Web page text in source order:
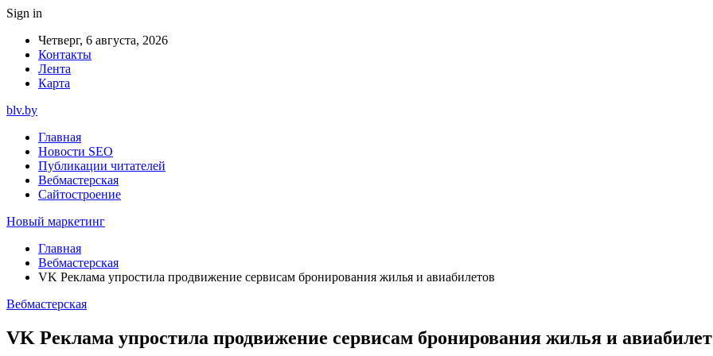
Sign in
Четверг, 6 августа, 2026
Контакты
Лента
Карта
blv.by
Главная
Новости SEO
Публикации читателей
Вебмастерская
Сайтостроение
Новый маркетинг
Главная
Вебмастерская
VK Реклама упростила продвижение сервисам бронирования жилья и авиабилетов
Вебмастерская
VK Реклама упростила продвижение сервисам бронирования жилья и